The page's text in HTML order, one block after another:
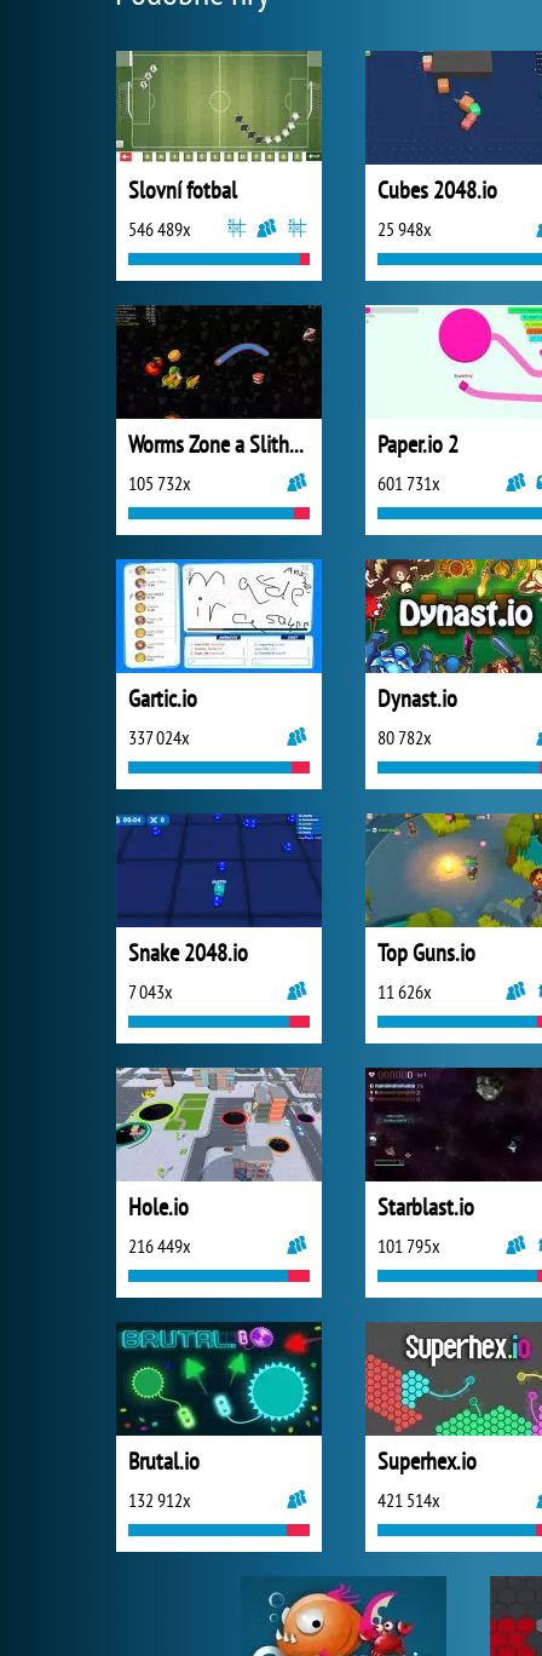
Slovní fotbal
546 489x
Cubes 2048.io
25 948x
Worms Zone a Slithery Snake
105 732x
Paper.io 2
601 731x
Gartic.io
337 024x
Dynast.io
80 782x
Snake 2048.io
7 043x
Top Guns.io
11 626x
Hole.io
216 449x
Starblast.io
101 795x
Brutal.io
132 912x
Superhex.io
421 514x